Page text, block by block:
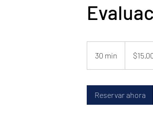
30 min
0
chilenos
Reservar ahora